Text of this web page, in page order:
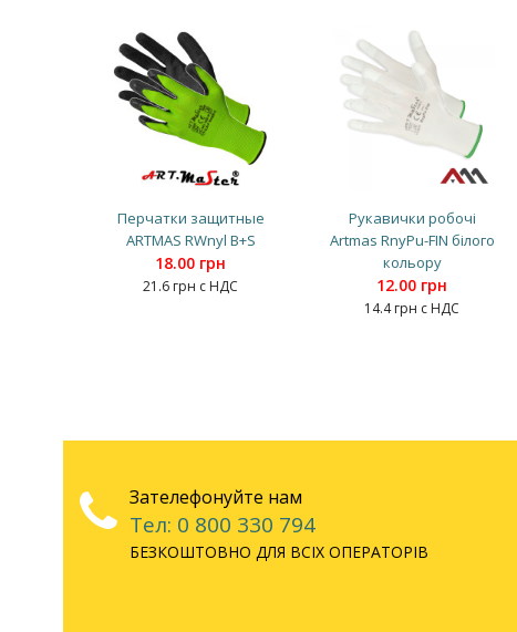
Перчатки защитные
ARTMAS RWnyl B+S
18.00 грн
21.6 грн с НДС
Рукавички робочі
Artmas RnyPu-FIN білого
кольору
12.00 грн
14.4 грн с НДС
Зателефонуйте нам
Тел: 0 800 330 794
БЕЗКОШТОВНО ДЛЯ ВСІХ ОПЕРАТОРІВ